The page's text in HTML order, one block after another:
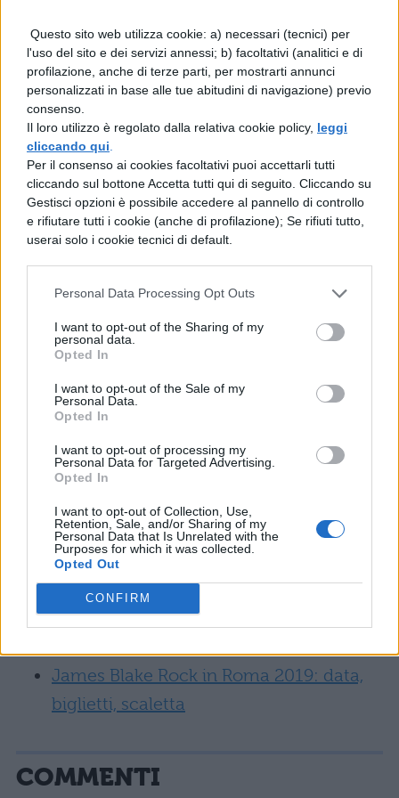
Questo sito web utilizza cookie: a) necessari (tecnici) per
l'uso del sito e dei servizi annessi; b) facoltativi (analitici e di
profilazione, anche di terze parti, per mostrarti annunci
personalizzati in base alle tue abitudini di navigazione) previo
consenso.
Il loro utilizzo è regolato dalla relativa cookie policy, leggi
cliccando qui
Per il consenso ai cookies facoltativi puoi accettarli tutti
cliccando sul bottone Accetta tutti qui di seguito. Cliccando su
Gestisci opzioni è possibile accedere al pannello di controllo
e rifiutare tutti i cookie (anche di profilazione); Se rifiuti tutto,
userai solo i cookie tecnici di default.
Personal Data Processing Opt Outs
I want to opt-out of the Sharing of my
personal data.
Opted In
I want to opt-out of the Sale of my
Personal Data.
Opted In
I want to opt-out of processing my
Personal Data for Targeted Advertising.
Opted In
I want to opt-out of Collection, Use,
Retention, Sale, and/or Sharing of my
Personal Data that Is Unrelated with the
Purposes for which it was collected.
Opted Out
CONFIRM
Se arrivate in macchina potete prenotare un
posto in un parcheggio sicuro e custodito su
Parkclick.
Rock in Roma, come arrivare
al Teatro Romano di Ostia e
dove parcheggiare
Se arrivate con la macchina, dovete
immettervi nelGrande Raccordo Anulare
prendere uscita 28, Via del Mare o Via
Ostiense e arrivare a Ostia Antica. Dalla
fino a Porta San Paolo (Piramide) – treno
proseguire a piedi. Se siete in macchina
potete lasciarla in un parcheggio gratuito
all’ingresso dell’area archeologica.
Leggi:
Calcutta a Rock in Roma 2019: data,
biglietti, scaletta
James Blake Rock in Roma 2019: data,
biglietti, scaletta
COMMENTI